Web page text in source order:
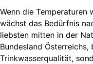
Wenn die Temperaturen
wächst das Bedürfnis
liebsten mitten in der
Bundesland
Trinkwasserqualität,